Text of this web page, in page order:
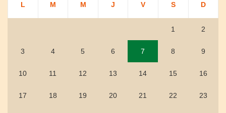
L M M J V S D
1 2
3 4 5 6 7 8 9
10 11 12 13 14 15 16
17 18 19 20 21 22 23